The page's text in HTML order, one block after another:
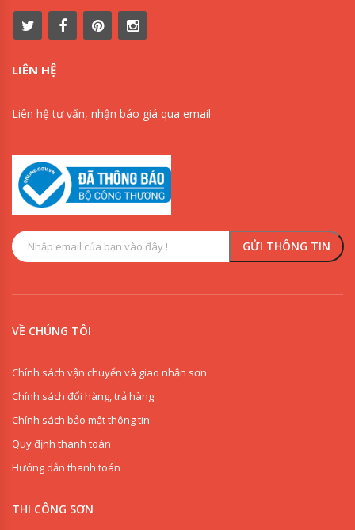
LIÊN HỆ
Liên hệ tư vấn, nhận báo giá qua email
VỀ CHÚNG TÔI
Chính sách vận chuyển và giao nhận sơn
Chính sách đổi hàng, trả hàng
Chính sách bảo mật thông tin
Quy định thanh toán
Hướng dẫn thanh toán
THI CÔNG SƠN